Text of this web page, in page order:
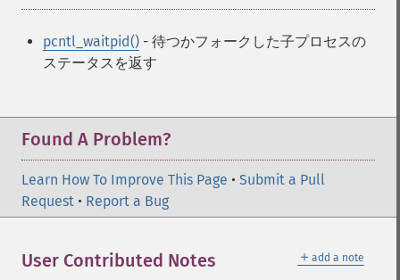
pcntl_waitpid() - 待つかフォークした子プロセスの
ステータスを返す
Found A Problem?
Learn How To Improve This Page • Submit a Pull
Request • Report a Bug
＋ add a note
User Contributed Notes